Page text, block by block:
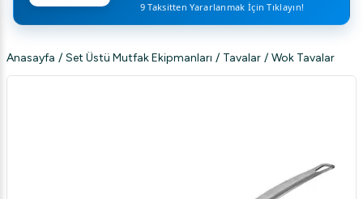
9 Taksitten Yararlanmak İçin Tıklayın!
Anasayfa / Set Üstü Mutfak Ekipmanları / Tavalar / Wok Tavalar